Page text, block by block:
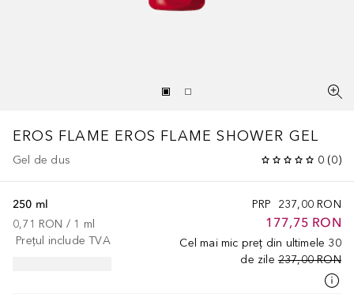
EROS FLAME EROS FLAME SHOWER GEL
Gel de dus 0 (0)
PRP 237,00 RON
177,75 RON
Cel mai mic preț din ultimele 30
de zile 237,00 RON
250 ml
0,71 RON / 1 ml
Prețul include TVA